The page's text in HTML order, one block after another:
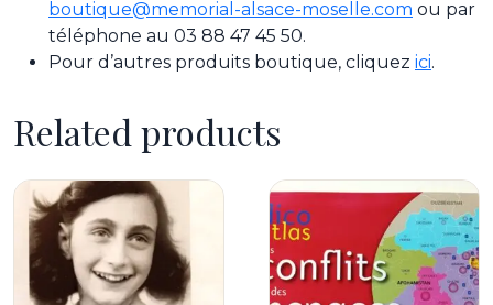
boutique@memorial-alsace-moselle.com ou par
téléphone au 03 88 47 45 50.
Pour d’autres produits boutique, cliquez ici.
Related products